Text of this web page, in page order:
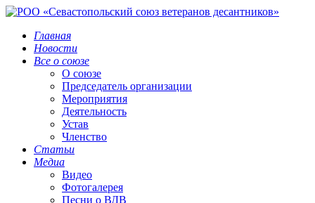
Главная
Новости
Все о союзе
О союзе
Председатель организации
Мероприятия
Деятельность
Устав
Членство
Статьи
Медиа
Видео
Фотогалерея
Песни о ВДВ